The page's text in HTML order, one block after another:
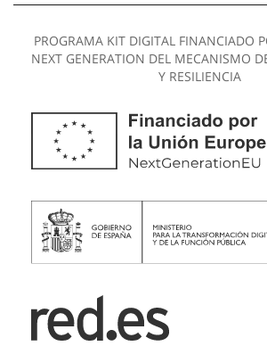
PROGRAMA KIT DIGITAL FINANCIADO
NEXT GENERATION DEL MECANISMO
Y RESILIENCIA